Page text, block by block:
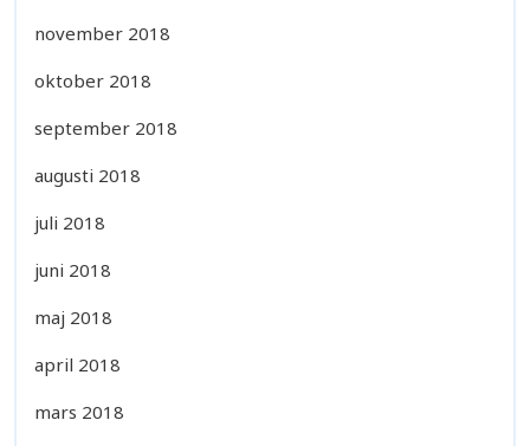
november 2018
oktober 2018
september 2018
augusti 2018
juli 2018
juni 2018
maj 2018
april 2018
mars 2018